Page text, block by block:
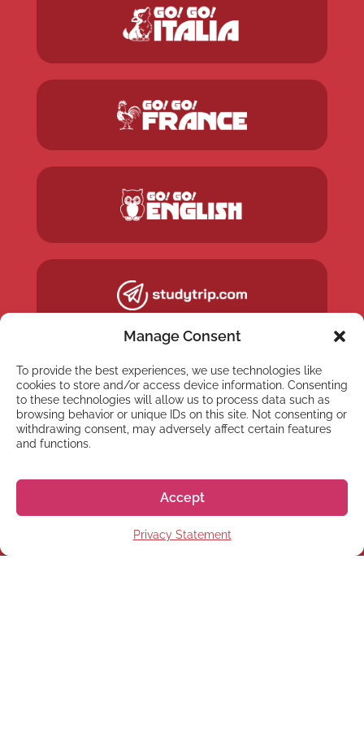
Manage Consent
To provide the best experiences, we use technologies like
cookies to store and/or access device information. Consenting
to these technologies will allow us to process data such as
browsing behavior or unique IDs on this site. Not consenting or
withdrawing consent, may adversely affect certain features
and functions.
Accept
Privacy Statement
NYHETSBREV
Anmäl dig till vårt